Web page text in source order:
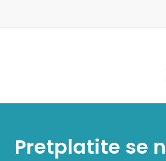
Pretplatite se